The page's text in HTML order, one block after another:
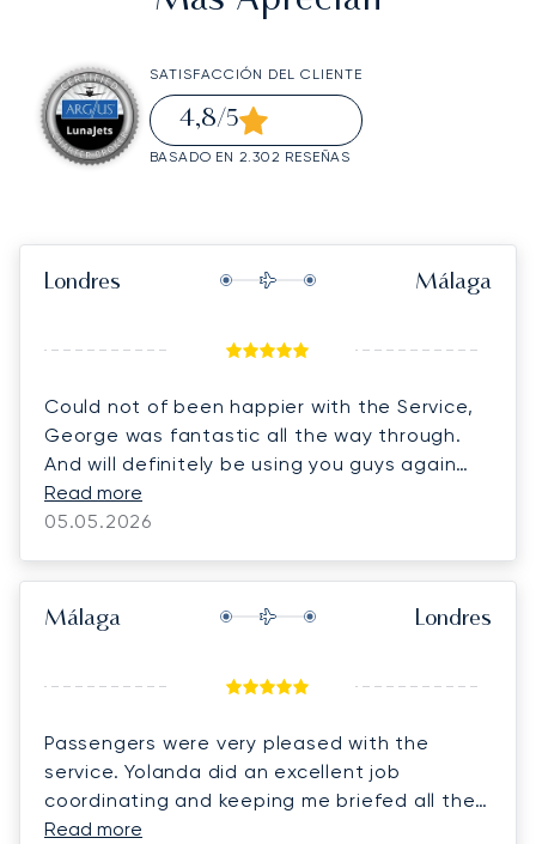
SATISFACCIÓN DEL CLIENTE
4,8/5
BASADO EN 2.302 RESEÑAS
Londres Málaga
Could not of been happier with the Service,
George was fantastic all the way through.
And will definitely be using you guys again
thank you.
Read more
05.05.2026
Málaga Londres
Passengers were very pleased with the
service. Yolanda did an excellent job
coordinating and keeping me briefed all the
time.
Read more